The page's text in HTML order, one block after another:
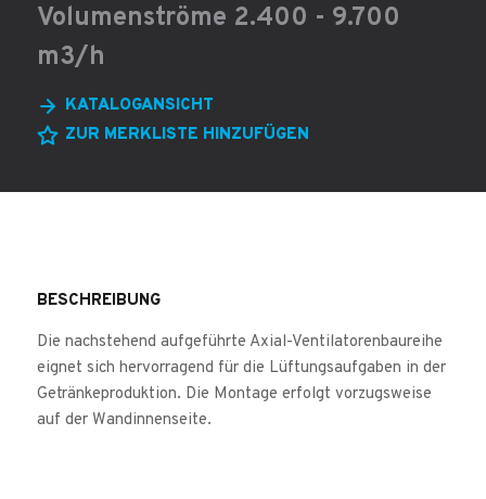
Volumenströme 2.400 - 9.700
m3/h
KATALOGANSICHT
ZUR MERKLISTE HINZUFÜGEN
BESCHREIBUNG
Die nachstehend aufgeführte Axial-Ventilatorenbaureihe
eignet sich hervorragend für die Lüftungsaufgaben in der
Getränkeproduktion. Die Montage erfolgt vorzugsweise
auf der Wandinnenseite.